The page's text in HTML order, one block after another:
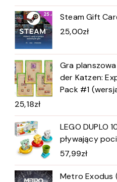
Steam Gift
25,00zł
Gra planszowa
der Katzen:
Pack #1
25,18zł
LEGO DUPLO
pływający
57,99zł
Metro Exodus